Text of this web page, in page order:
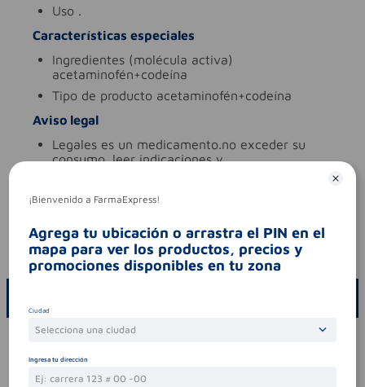
uso .
Características especiales
ingredientes (molécula activa)
acetaminofén+codeína
tipo de producto acetaminofén+codeína
Aviso legal
legales es un medicamento.no exceder su
consumo. leer indicaciones y
contraindicaciones
codigo invima 2023m-009469-r4
Por favor, inicie sesión para escribir un comentario
Sin comentarios.
¡Bienvenido a FarmaExpress!
Agrega tu ubicación o arrastra el PIN en el
mapa para ver los productos, precios y
promociones disponibles en tu zona
Ciudad
Selecciona una ciudad
Ingresa tu dirección